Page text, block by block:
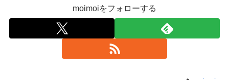
moimoiをフォローする